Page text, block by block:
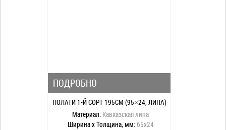
ПОДРОБНО
ПОЛАТИ 1-Й СОРТ 195СМ (95×24, ЛИПА)
Материал: Кавказская липа
Ширина x Толщина, мм:65x24